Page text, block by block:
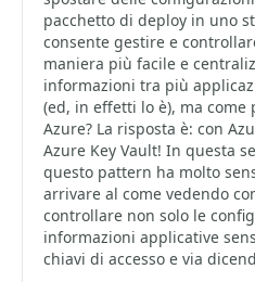
pacchetto di deploy in uno
consente gestire e
maniera più facile e
informazioni tra più
(ed, in effetti lo è), ma
Azure? La risposta è: con
Azure Key Vault! In questa
questo pattern ha molto
arrivare al come vedendo
controllare non solo le
informazioni applicative
chiavi di accesso e via